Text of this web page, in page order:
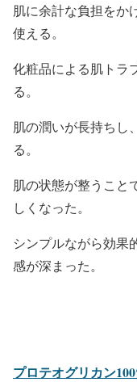
肌に余計な負担をか
使える。
化粧品による肌トラ
る。
肌の潤いが長持ちし
る。
肌の状態が整うこと
しくなった。
シンプルながら効果
感が深まった。
プロテオグリカン